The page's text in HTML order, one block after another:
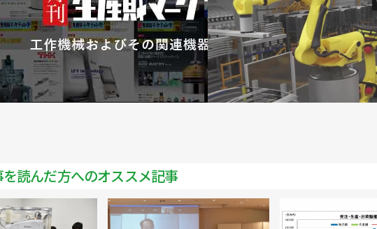
大幅回復、生産額は７四半期ぶりに増加／日本ロボット工業会
の産ロボ受注額が８四半期ぶりに前年同期比増に／日本ロボット工業会
注に復調の兆し、受注額は１～３月期比で13.7％増／日本ロボット工業会
同で「第２回物流DX会議」を８月23日に開催
注額・生産額、ともに前年を大きく下回る／日本ロボット工業会
を読んだ方へのオススメ記事